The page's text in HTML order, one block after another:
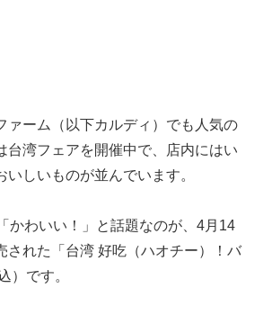
ァーム（以下カルディ）でも人気の
台湾フェアを開催中で、店内にはい
しいものが並んでいます。
かわいい！」と話題なのが、4月14
された「台湾 好吃（ハオチー）！バ
）です。